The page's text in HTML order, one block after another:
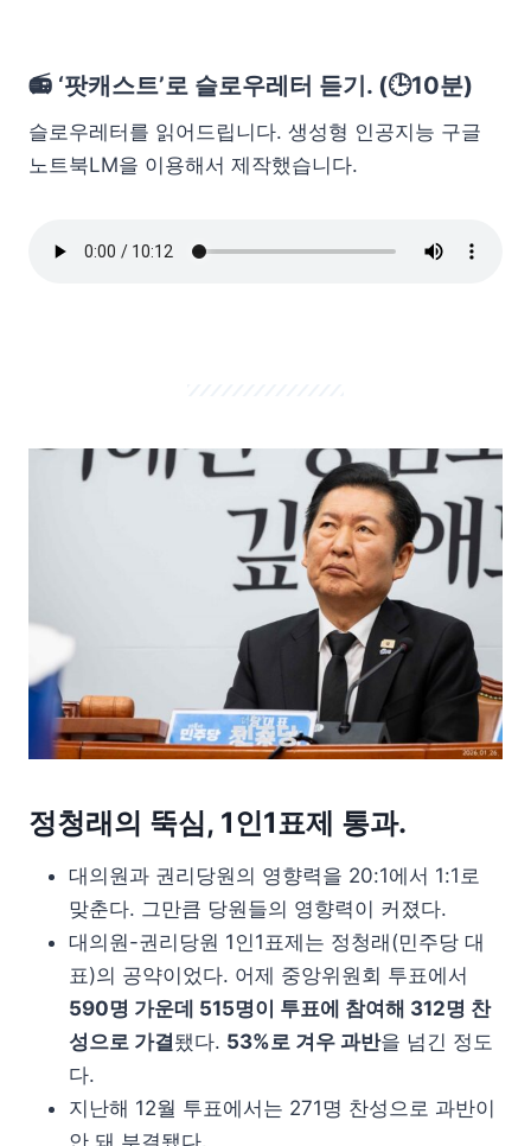
📻 ‘팟캐스트’로 슬로우레터 듣기. (🕒10분)
슬로우레터를 읽어드립니다. 생성형 인공지능 구글
노트북LM을 이용해서 제작했습니다.
정청래의 뚝심, 1인1표제 통과.
대의원과 권리당원의 영향력을 20:1에서 1:1로
맞춘다. 그만큼 당원들의 영향력이 커졌다.
대의원-권리당원 1인1표제는 정청래(민주당 대
표)의 공약이었다. 어제 중앙위원회 투표에서
590명 가운데 515명이 투표에 참여해 312명 찬
성으로 가결됐다. 53%로 겨우 과반을 넘긴 정도
다.
지난해 12월 투표에서는 271명 찬성으로 과반이
안 돼 부결됐다.